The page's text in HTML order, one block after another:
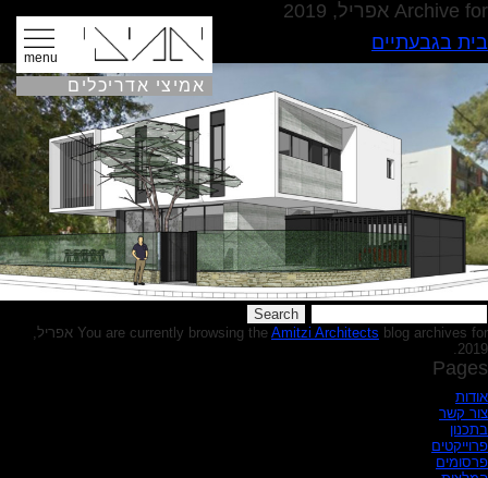
אמיצי אדריכלים
menu
Archive for אפריל, 2019
בית בגבעתיים
Search
for:
You are currently browsing the Amitzi Architects
blog archives for אפריל,
2019.
Pages
אודות
צור קשר
בתכנון
פרוייקטים
פרסומים